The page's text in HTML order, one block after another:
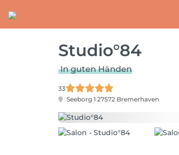
Studio°84
In guten Händen
33
Seeborg 1 27572 Bremerhaven